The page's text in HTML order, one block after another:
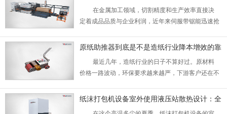
用时间。...
艺你都了解吗
在金属加工领域，切割精度和生产效率直接决
定着成品品质与企业利润，近年来伺服带锯能迅速抢
天我们就来拆解，当下主流伺服带锯究竟用上了哪些
原纸助推器到底是不是造纸行业降本增效的靠
谱新选择？
最近几年，造纸行业的日子不算好过。原材料
价格一路波动，环保要求越来越严，下游客户还在不
本空间，这两年悄悄火起来的原纸助推器，被不少从
纸沫打包机设备室外使用液压站散热设计：全
面解析与优化方案